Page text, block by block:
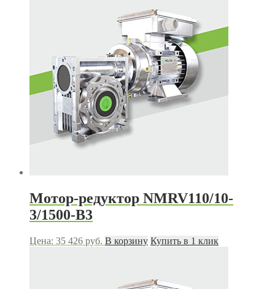
Мотор-редуктор NMRV110/10-
3/1500-B3
Цена: 35 426 руб. В корзину Купить в 1 клик